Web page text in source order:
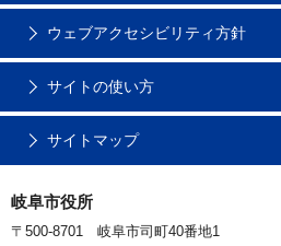
ウェブアクセシビリティ方針
サイトの使い方
サイトマップ
岐阜市役所
〒500-8701 岐阜市司町40番地1